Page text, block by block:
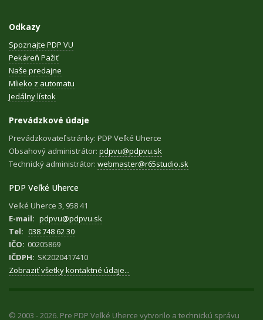
Odkazy
Spoznajte PDP VU
Pekáreň Pažiť
Naše predajne
Mlieko z automatu
Jedálny lístok
Prevádzkové údaje
Prevádzkovateľ stránky: PDP Veľké Uherce
Obsahový administrátor: pdpvu@pdpvu.sk
Technický administrátor: webmaster@r65studio.sk
PDP Veľké Uherce
Veľké Uherce 3, 958 41
E-mail: pdpvu@pdpvu.sk
Tel: 038 748 62 30
IČO: 00205869
IČDPH: SK2020417410
Zobraziť všetky kontaktné údaje...
© 2003 - 2026. Pre PDP Veľké Uherce vytvorilo a technickú správu